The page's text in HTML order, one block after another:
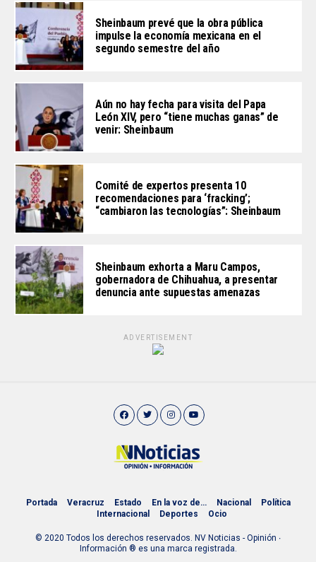
Sheinbaum prevé que la obra pública
impulse la economía mexicana en el
segundo semestre del año
Aún no hay fecha para visita del Papa
León XIV, pero “tiene muchas ganas” de
venir: Sheinbaum
Comité de expertos presenta 10
recomendaciones para ‘fracking’;
“cambiaron las tecnologías”: Sheinbaum
Sheinbaum exhorta a Maru Campos,
gobernadora de Chihuahua, a presentar
denuncia ante supuestas amenazas
ADVERTISEMENT
Portada Veracruz Estado En la voz de… Nacional
Política
Internacional
Deportes Ocio
© 2020 Todos los derechos reservados. NV Noticias - Opinión ∙
Información ® es una marca registrada.